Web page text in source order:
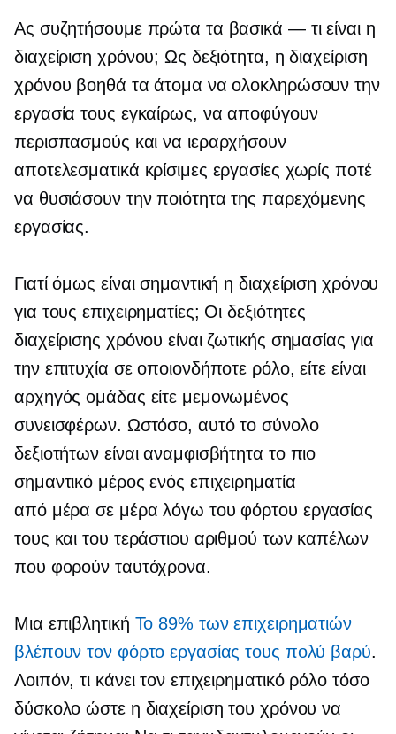
Ας συζητήσουμε πρώτα τα βασικά — τι είναι η
διαχείριση χρόνου; Ως δεξιότητα, η διαχείριση
χρόνου βοηθά τα άτομα να ολοκληρώσουν την
εργασία τους εγκαίρως, να αποφύγουν
περισπασμούς και να ιεραρχήσουν
αποτελεσματικά κρίσιμες εργασίες χωρίς ποτέ
να θυσιάσουν την ποιότητα της παρεχόμενης
εργασίας.
Γιατί όμως είναι σημαντική η διαχείριση χρόνου
για τους επιχειρηματίες; Οι δεξιότητες
διαχείρισης χρόνου είναι ζωτικής σημασίας για
την επιτυχία σε οποιονδήποτε ρόλο, είτε είναι
αρχηγός ομάδας είτε μεμονωμένος
συνεισφέρων. Ωστόσο, αυτό το σύνολο
δεξιοτήτων είναι αναμφισβήτητα το πιο
σημαντικό μέρος ενός επιχειρηματία
από μέρα σε μέρα λόγω του φόρτου εργασίας
τους και του τεράστιου αριθμού των καπέλων
που φορούν ταυτόχρονα.
Μια επιβλητική Το 89% των επιχειρηματιών
βλέπουν τον φόρτο εργασίας τους πολύ βαρύ.
Λοιπόν, τι κάνει τον επιχειρηματικό ρόλο τόσο
δύσκολο ώστε η διαχείριση του χρόνου να